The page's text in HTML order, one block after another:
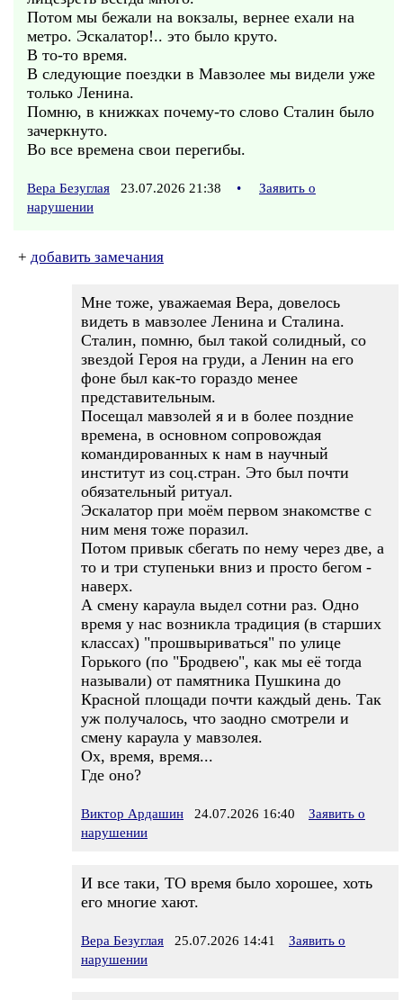
Потом мы бежали на вокзалы, вернее ехали на
метро. Эскалатор!.. это было круто.
В то-то время.
В следующие поездки в Мавзолее мы видели уже
только Ленина.
Помню, в книжках почему-то слово Сталин было
зачеркнуто.
Во все времена свои перегибы.
Вера Безуглая 23.07.2026 21:38 •
Заявить о
нарушении
+ добавить замечания
Мне тоже, уважаемая Вера, довелось
видеть в мавзолее Ленина и Сталина.
Сталин, помню, был такой солидный, со
звездой Героя на груди, а Ленин на его
фоне был как-то гораздо менее
представительным.
Посещал мавзолей я и в более поздние
времена, в основном сопровождая
командированных к нам в научный
институт из соц.стран. Это был почти
обязательный ритуал.
Эскалатор при моём первом знакомстве с
ним меня тоже поразил.
Потом привык сбегать по нему через две, а
то и три ступеньки вниз и просто бегом -
наверх.
А смену караула выдел сотни раз. Одно
время у нас возникла традиция (в старших
классах) "прошвыриваться" по улице
Горького (по "Бродвею", как мы её тогда
называли) от памятника Пушкина до
Красной площади почти каждый день. Так
уж получалось, что заодно смотрели и
смену караула у мавзолея.
Ох, время, время...
Где оно?
Виктор Ардашин 24.07.2026 16:40
Заявить о
нарушении
И все таки, ТО время было хорошее, хоть
его многие хают.
Вера Безуглая 25.07.2026 14:41
Заявить о
нарушении